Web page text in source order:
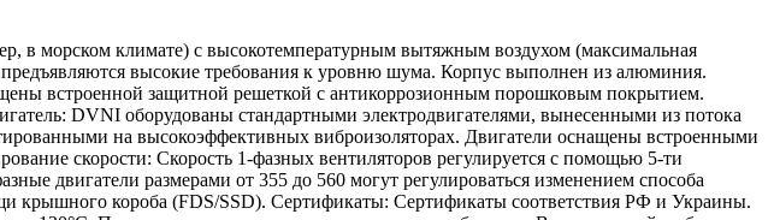
в морском климате) с высокотемпературным вытяжным воздухом (максимальная
предъявляются высокие требования к уровню шума. Корпус выполнен из алюминия.
встроенной защитной решеткой с антикоррозионным порошковым покрытием.
DVNI оборудованы стандартными электродвигателями, вынесенными из потока
на высокоэффективных виброизоляторах. Двигатели оснащены встроенными
скорости: Скорость 1-фазных вентиляторов регулируется с помощью 5-ти
двигатели размерами от 355 до 560 могут регулироваться изменением способа
крышного короба (FDS/SSD). Сертификаты: Сертификаты соответствия РФ и Украины.